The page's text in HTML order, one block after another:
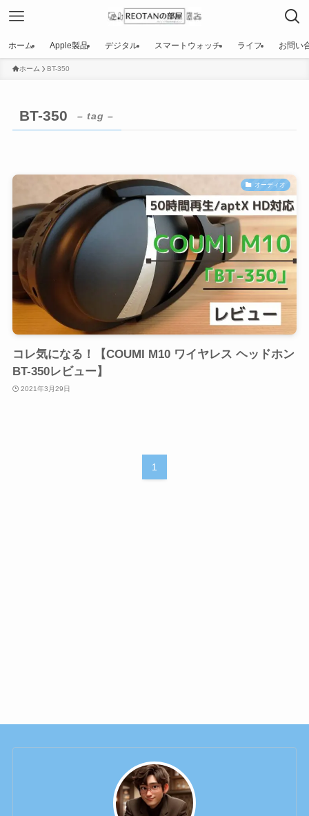
ホーム Apple製品 デジタル スマートウォッチ ライフ お問い
ホーム BT-350
BT-350 – tag –
オーディオ
コレ気になる！【COUMI M10 ワイヤレス ヘッドホン
BT-350レビュー】
2021年3月29日
1